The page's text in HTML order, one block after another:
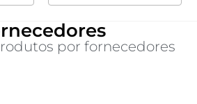
por fornecedores